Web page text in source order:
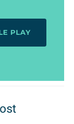
PLAY